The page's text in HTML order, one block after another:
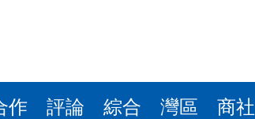
作 評論 綜合 灣區 商社
超4100隻個股下挫
挑戰賽一等獎 酉芯藤茶香飄校園